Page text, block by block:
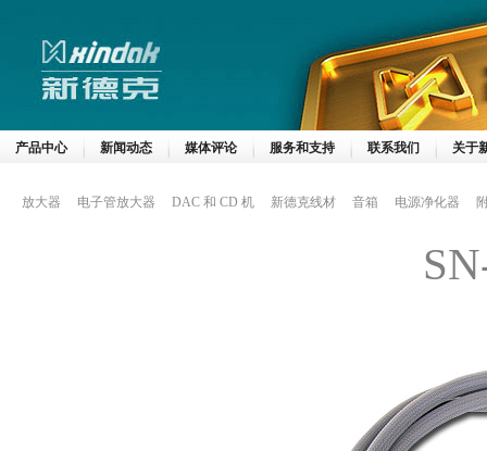
产品中心 新闻动态 媒体评论 服务和支持 联系我们 关于
放大器 电子管放大器 DAC 和 CD 机 新德克线材 音箱 电源净化器